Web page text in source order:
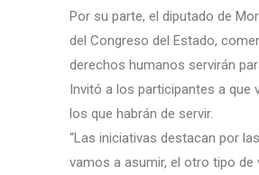
Por su parte, el diputado de
del Congreso del Estado,
derechos humanos servirán
Invitó a los participantes a que
los que habrán de servir.
“Las iniciativas destacan por
vamos a asumir, el otro tipo de